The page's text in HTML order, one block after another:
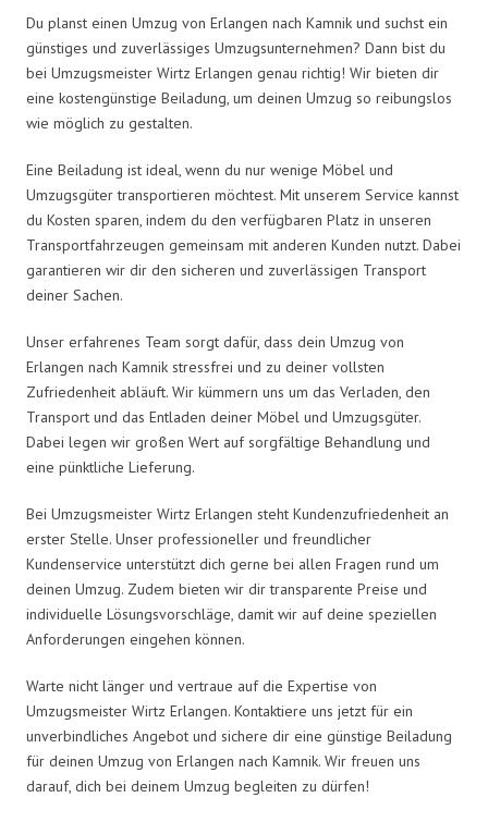
Du planst einen Umzug von Erlangen nach Kamnik und suchst ein
günstiges und zuverlässiges Umzugsunternehmen? Dann bist du
bei Umzugsmeister Wirtz Erlangen genau richtig! Wir bieten dir
eine kostengünstige Beiladung, um deinen Umzug so reibungslos
wie möglich zu gestalten.
Eine Beiladung ist ideal, wenn du nur wenige Möbel und
Umzugsgüter transportieren möchtest. Mit unserem Service kannst
du Kosten sparen, indem du den verfügbaren Platz in unseren
Transportfahrzeugen gemeinsam mit anderen Kunden nutzt. Dabei
garantieren wir dir den sicheren und zuverlässigen Transport
deiner Sachen.
Unser erfahrenes Team sorgt dafür, dass dein Umzug von
Erlangen nach Kamnik stressfrei und zu deiner vollsten
Zufriedenheit abläuft. Wir kümmern uns um das Verladen, den
Transport und das Entladen deiner Möbel und Umzugsgüter.
Dabei legen wir großen Wert auf sorgfältige Behandlung und
eine pünktliche Lieferung.
Bei Umzugsmeister Wirtz Erlangen steht Kundenzufriedenheit an
erster Stelle. Unser professioneller und freundlicher
Kundenservice unterstützt dich gerne bei allen Fragen rund um
deinen Umzug. Zudem bieten wir dir transparente Preise und
individuelle Lösungsvorschläge, damit wir auf deine speziellen
Anforderungen eingehen können.
Warte nicht länger und vertraue auf die Expertise von
Umzugsmeister Wirtz Erlangen. Kontaktiere uns jetzt für ein
unverbindliches Angebot und sichere dir eine günstige Beiladung
für deinen Umzug von Erlangen nach Kamnik. Wir freuen uns
darauf, dich bei deinem Umzug begleiten zu dürfen!